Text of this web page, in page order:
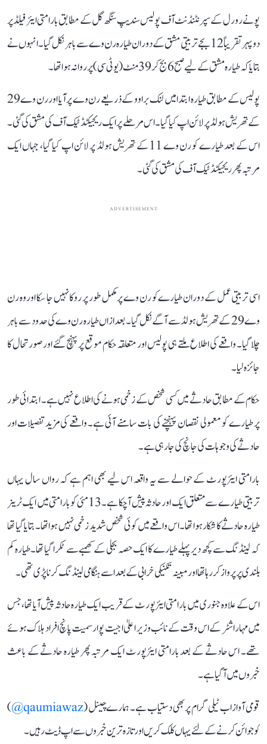
پونے رورل کے سپرنٹنڈنٹ آف پولیس سندیپ سنگھ گل کے مطابق بارامتی ایئر فیلڈ پر
دوپہر تقریباً 12 بجے تربیتی مشق کے دوران طیارہ رن وے سے باہر نکل گیا۔ انہوں نے
بتایا کہ طیارہ مشق کے لیے صبح 6 بج کر 39 منٹ (یو ٹی سی) پر روانہ ہوا تھا۔
پولیس کے مطابق طیارہ ابتدا میں لنک براوو کے ذریعے رن وے پر آیا اور رن وے 29
کے تھریش ہولڈ پر لائن اپ کیا گیا۔ اس مرحلے پر ایک ریجیکٹڈ ٹیک آف کی مشق کی گئی۔
اس کے بعد طیارے کو رن وے 11 کے تھریش ہولڈ پر لائن اپ کیا گیا، جہاں ایک
مرتبہ پھر ریجیکٹڈ ٹیک آف کی مشق کی گئی۔
ADVERTISEMENT
اسی تربیتی عمل کے دوران طیارے کو رن وے پر مکمل طور پر روکا نہیں جا سکا اور وہ رن
وے 29 کے تھریش ہولڈ سے آگے نکل گیا۔ بعد ازاں طیارہ رن وے کی حدود سے باہر
چلا گیا۔ واقعے کی اطلاع ملتے ہی پولیس اور متعلقہ حکام موقع پر پہنچ گئے اور صورتحال کا
جائزہ لیا۔
حکام کے مطابق حادثے میں کسی شخص کے زخمی ہونے کی اطلاع نہیں ہے۔ ابتدائی طور
پر طیارے کو معمولی نقصان پہنچنے کی بات سامنے آئی ہے۔ واقعے کی مزید تفصیلات اور
حادثے کی وجوہات کی جانچ کی جا رہی ہے۔
بارامتی ایئرپورٹ کے حوالے سے یہ واقعہ اس لیے بھی اہم ہے کہ رواں سال یہاں
تربیتی طیارے سے متعلق ایک اور حادثہ پیش آ چکا ہے۔ 13 مئی کو بارامتی میں ایک ٹرینر
طیارہ حادثے کا شکار ہوا تھا۔ اس واقعے میں کوئی شخص شدید زخمی نہیں ہوا تھا۔ بتایا گیا تھا
کہ لینڈنگ سے کچھ دیر پہلے طیارے کا ایک حصہ بجلی کے کھمبے سے ٹکرا گیا تھا۔ طیارہ کم
بلندی پر پرواز کر رہا تھا اور مبینہ تکنیکی خرابی کے بعد اسے ہنگامی لینڈنگ کرنا پڑی تھی۔
اس کے علاوہ جنوری میں بارامتی ایئرپورٹ کے قریب ایک طیارہ حادثہ پیش آیا تھا، جس
میں مہاراشٹر کے اس وقت کے نائب وزیر اعلیٰ اجیت پوار سمیت پانچ افراد ہلاک ہوئے
تھے۔ اس حادثے کے بعد بارامتی ایئرپورٹ ایک مرتبہ پھر طیارہ حادثے کے باعث
خبروں میں آ گیا ہے۔
قومی آواز اب ٹیلی گرام پر بھی دستیاب ہے۔ ہمارے چینل (qaumiawaz@
)
کو جوائن کرنے کے لئے یہاں کلک کریں اور تازہ ترین خبروں سے اپ ڈیٹ رہیں۔